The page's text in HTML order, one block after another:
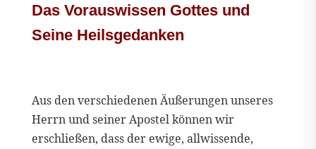
Das Vorauswissen Gottes und
Seine Heilsgedanken
Aus den verschiedenen Äußerungen unseres
Herrn und seiner Apostel können wir
erschließen, dass der ewige, allwissende,